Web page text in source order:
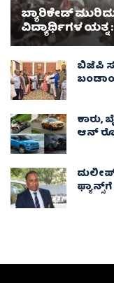
ಬ್ಯಾರಿಕೇಡ್
ವಿದ್ಯಾರ್ಥಿಗಳ
ಬಿಜೆಪಿ
ಕಾರು,
ಆನ್